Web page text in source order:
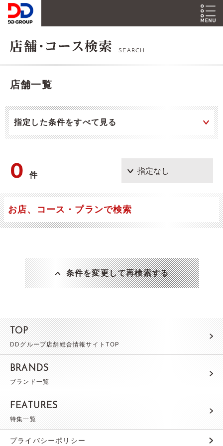
SEARCH
店舗一覧
指定した条件をすべて見る
0件
お店、コース・プランで検索
条件を変更して再検索する
TOP
DDグループ店舗総合情報サイトTOP
BRANDS
ブランド一覧
FEATURES
特集一覧
プライバシーポリシー